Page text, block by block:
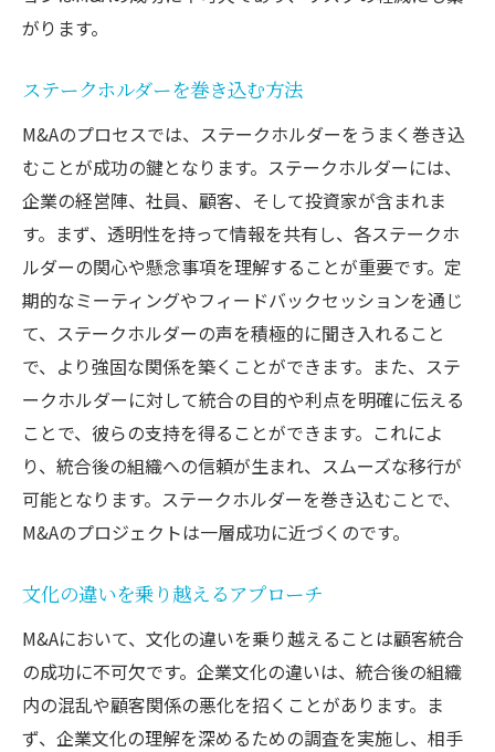
がります。
ステークホルダーを巻き込む方法
M&Aのプロセスでは、ステークホルダーをうまく巻き込
むことが成功の鍵となります。ステークホルダーには、
企業の経営陣、社員、顧客、そして投資家が含まれま
す。まず、透明性を持って情報を共有し、各ステークホ
ルダーの関心や懸念事項を理解することが重要です。定
期的なミーティングやフィードバックセッションを通じ
て、ステークホルダーの声を積極的に聞き入れること
で、より強固な関係を築くことができます。また、ステ
ークホルダーに対して統合の目的や利点を明確に伝える
ことで、彼らの支持を得ることができます。これによ
り、統合後の組織への信頼が生まれ、スムーズな移行が
可能となります。ステークホルダーを巻き込むことで、
M&Aのプロジェクトは一層成功に近づくのです。
文化の違いを乗り越えるアプローチ
M&Aにおいて、文化の違いを乗り越えることは顧客統合
の成功に不可欠です。企業文化の違いは、統合後の組織
内の混乱や顧客関係の悪化を招くことがあります。ま
ず、企業文化の理解を深めるための調査を実施し、相手